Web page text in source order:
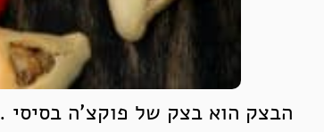
הבצק הוא בצק של פוקצ’ה בסיסי .